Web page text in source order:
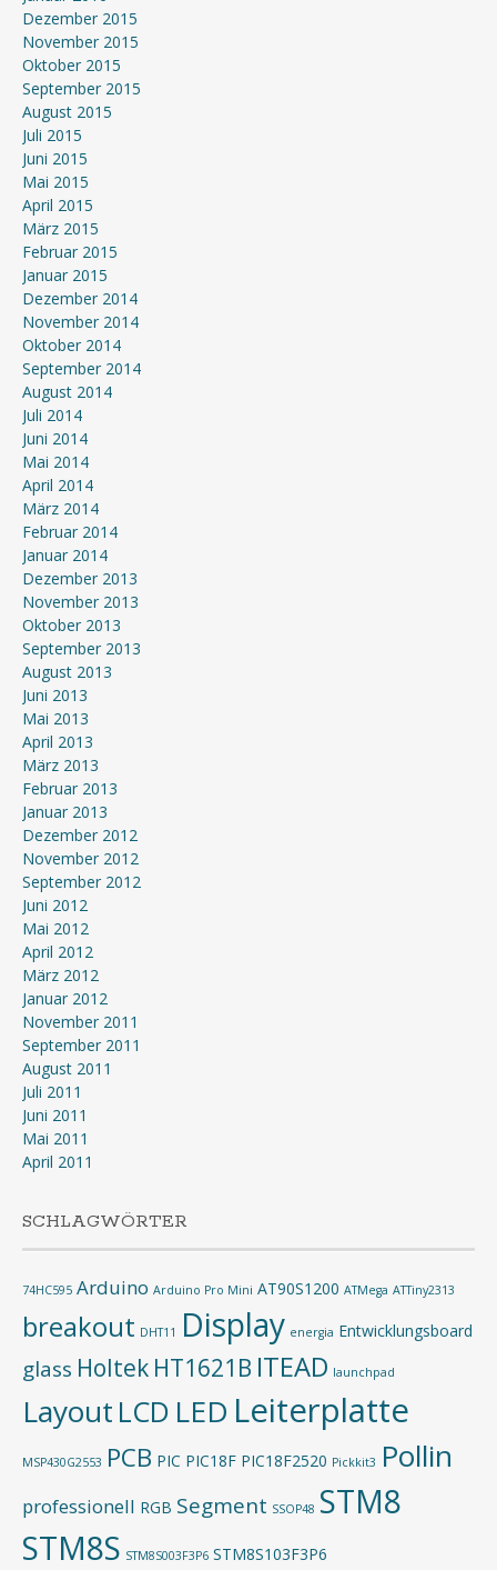
Dezember 2015
November 2015
Oktober 2015
September 2015
August 2015
Juli 2015
Juni 2015
Mai 2015
April 2015
März 2015
Februar 2015
Januar 2015
Dezember 2014
November 2014
Oktober 2014
September 2014
August 2014
Juli 2014
Juni 2014
Mai 2014
April 2014
März 2014
Februar 2014
Januar 2014
Dezember 2013
November 2013
Oktober 2013
September 2013
August 2013
Juni 2013
Mai 2013
April 2013
März 2013
Februar 2013
Januar 2013
Dezember 2012
November 2012
September 2012
Juni 2012
Mai 2012
April 2012
März 2012
Januar 2012
November 2011
September 2011
August 2011
Juli 2011
Juni 2011
Mai 2011
April 2011
SCHLAGWÖRTER
74HC595 Arduino Arduino Pro Mini AT90S1200 ATMega ATTiny2313
breakout DHT11 Display energia Entwicklungsboard
glass Holtek HT1621B ITEAD launchpad
Layout LCD LED Leiterplatte
MSP430G2553 PCB PIC PIC18F PIC18F2520 Pickkit3 Pollin
professionell RGB Segment SSOP48 STM8
STM8S STM8S003F3P6 STM8S103F3P6